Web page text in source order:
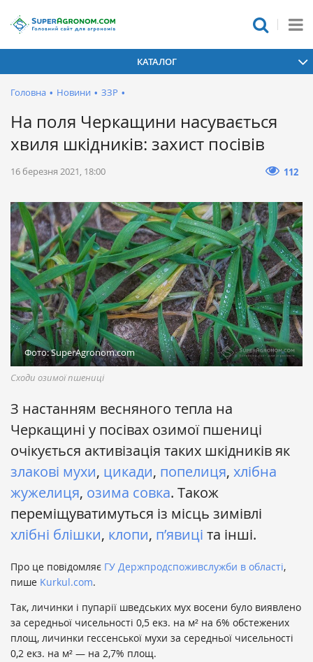
КАТАЛОГ
Головна • Новини • ЗЗР •
На поля Черкащини насувається
хвиля шкідників: захист посівів
16 березня 2021, 18:00 112
Фото: SuperAgronom.com
Сходи озимої пшениці
З настанням весняного тепла на
Черкащині у посівах озимої пшениці
очікується активізація таких шкідників як
злакові мухи, цикади, попелиця, хлібна
жужелиця, озима совка. Також
переміщуватимуться із місць зимівлі
хлібні блішки, клопи, п’явиці та інші.
Про це повідомляє ГУ Держпродспоживслужби в області,
пише Kurkul.com.
Так, личинки і пупарії шведських мух восени було виявлено
за середньої чисельності 0,5 екз. на м² на 6% обстежених
площ, личинки гессенської мухи за середньої чисельності
0,2 екз. на м² — на 2,7% площ.